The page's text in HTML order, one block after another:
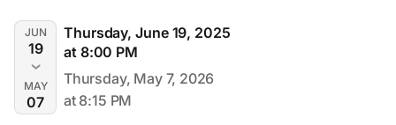
JUN
19
MAY
07
Thursday, June 19, 2025
at 8:00 PM
Thursday, May 7, 2026
at 8:15 PM